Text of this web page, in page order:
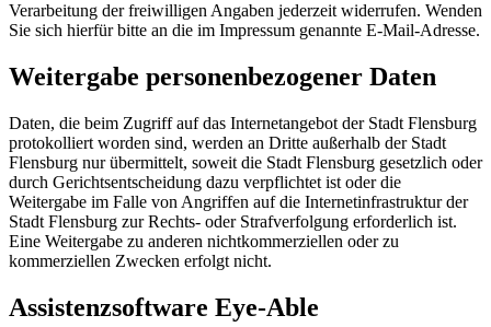
Verarbeitung der freiwilligen Angaben jederzeit widerrufen. Wenden
Sie sich hierfür bitte an die im Impressum genannte E-Mail-Adresse.
Weitergabe personenbezogener Daten
Daten, die beim Zugriff auf das Internetangebot der Stadt Flensburg
protokolliert worden sind, werden an Dritte außerhalb der Stadt
Flensburg nur übermittelt, soweit die Stadt Flensburg gesetzlich oder
durch Gerichtsentscheidung dazu verpflichtet ist oder die
Weitergabe im Falle von Angriffen auf die Internetinfrastruktur der
Stadt Flensburg zur Rechts- oder Strafverfolgung erforderlich ist.
Eine Weitergabe zu anderen nichtkommerziellen oder zu
kommerziellen Zwecken erfolgt nicht.
Assistenzsoftware Eye-Able